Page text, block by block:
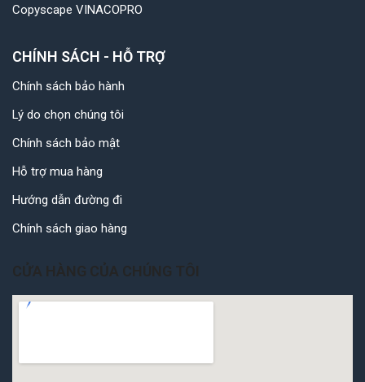
Copyscape VINACOPRO
CHÍNH SÁCH - HỖ TRỢ
Chính sách bảo hành
Lý do chọn chúng tôi
Chính sách bảo mật
Hỗ trợ mua hàng
Hướng dẫn đường đi
Chính sách giao hàng
CỬA HÀNG CỦA CHÚNG TÔI